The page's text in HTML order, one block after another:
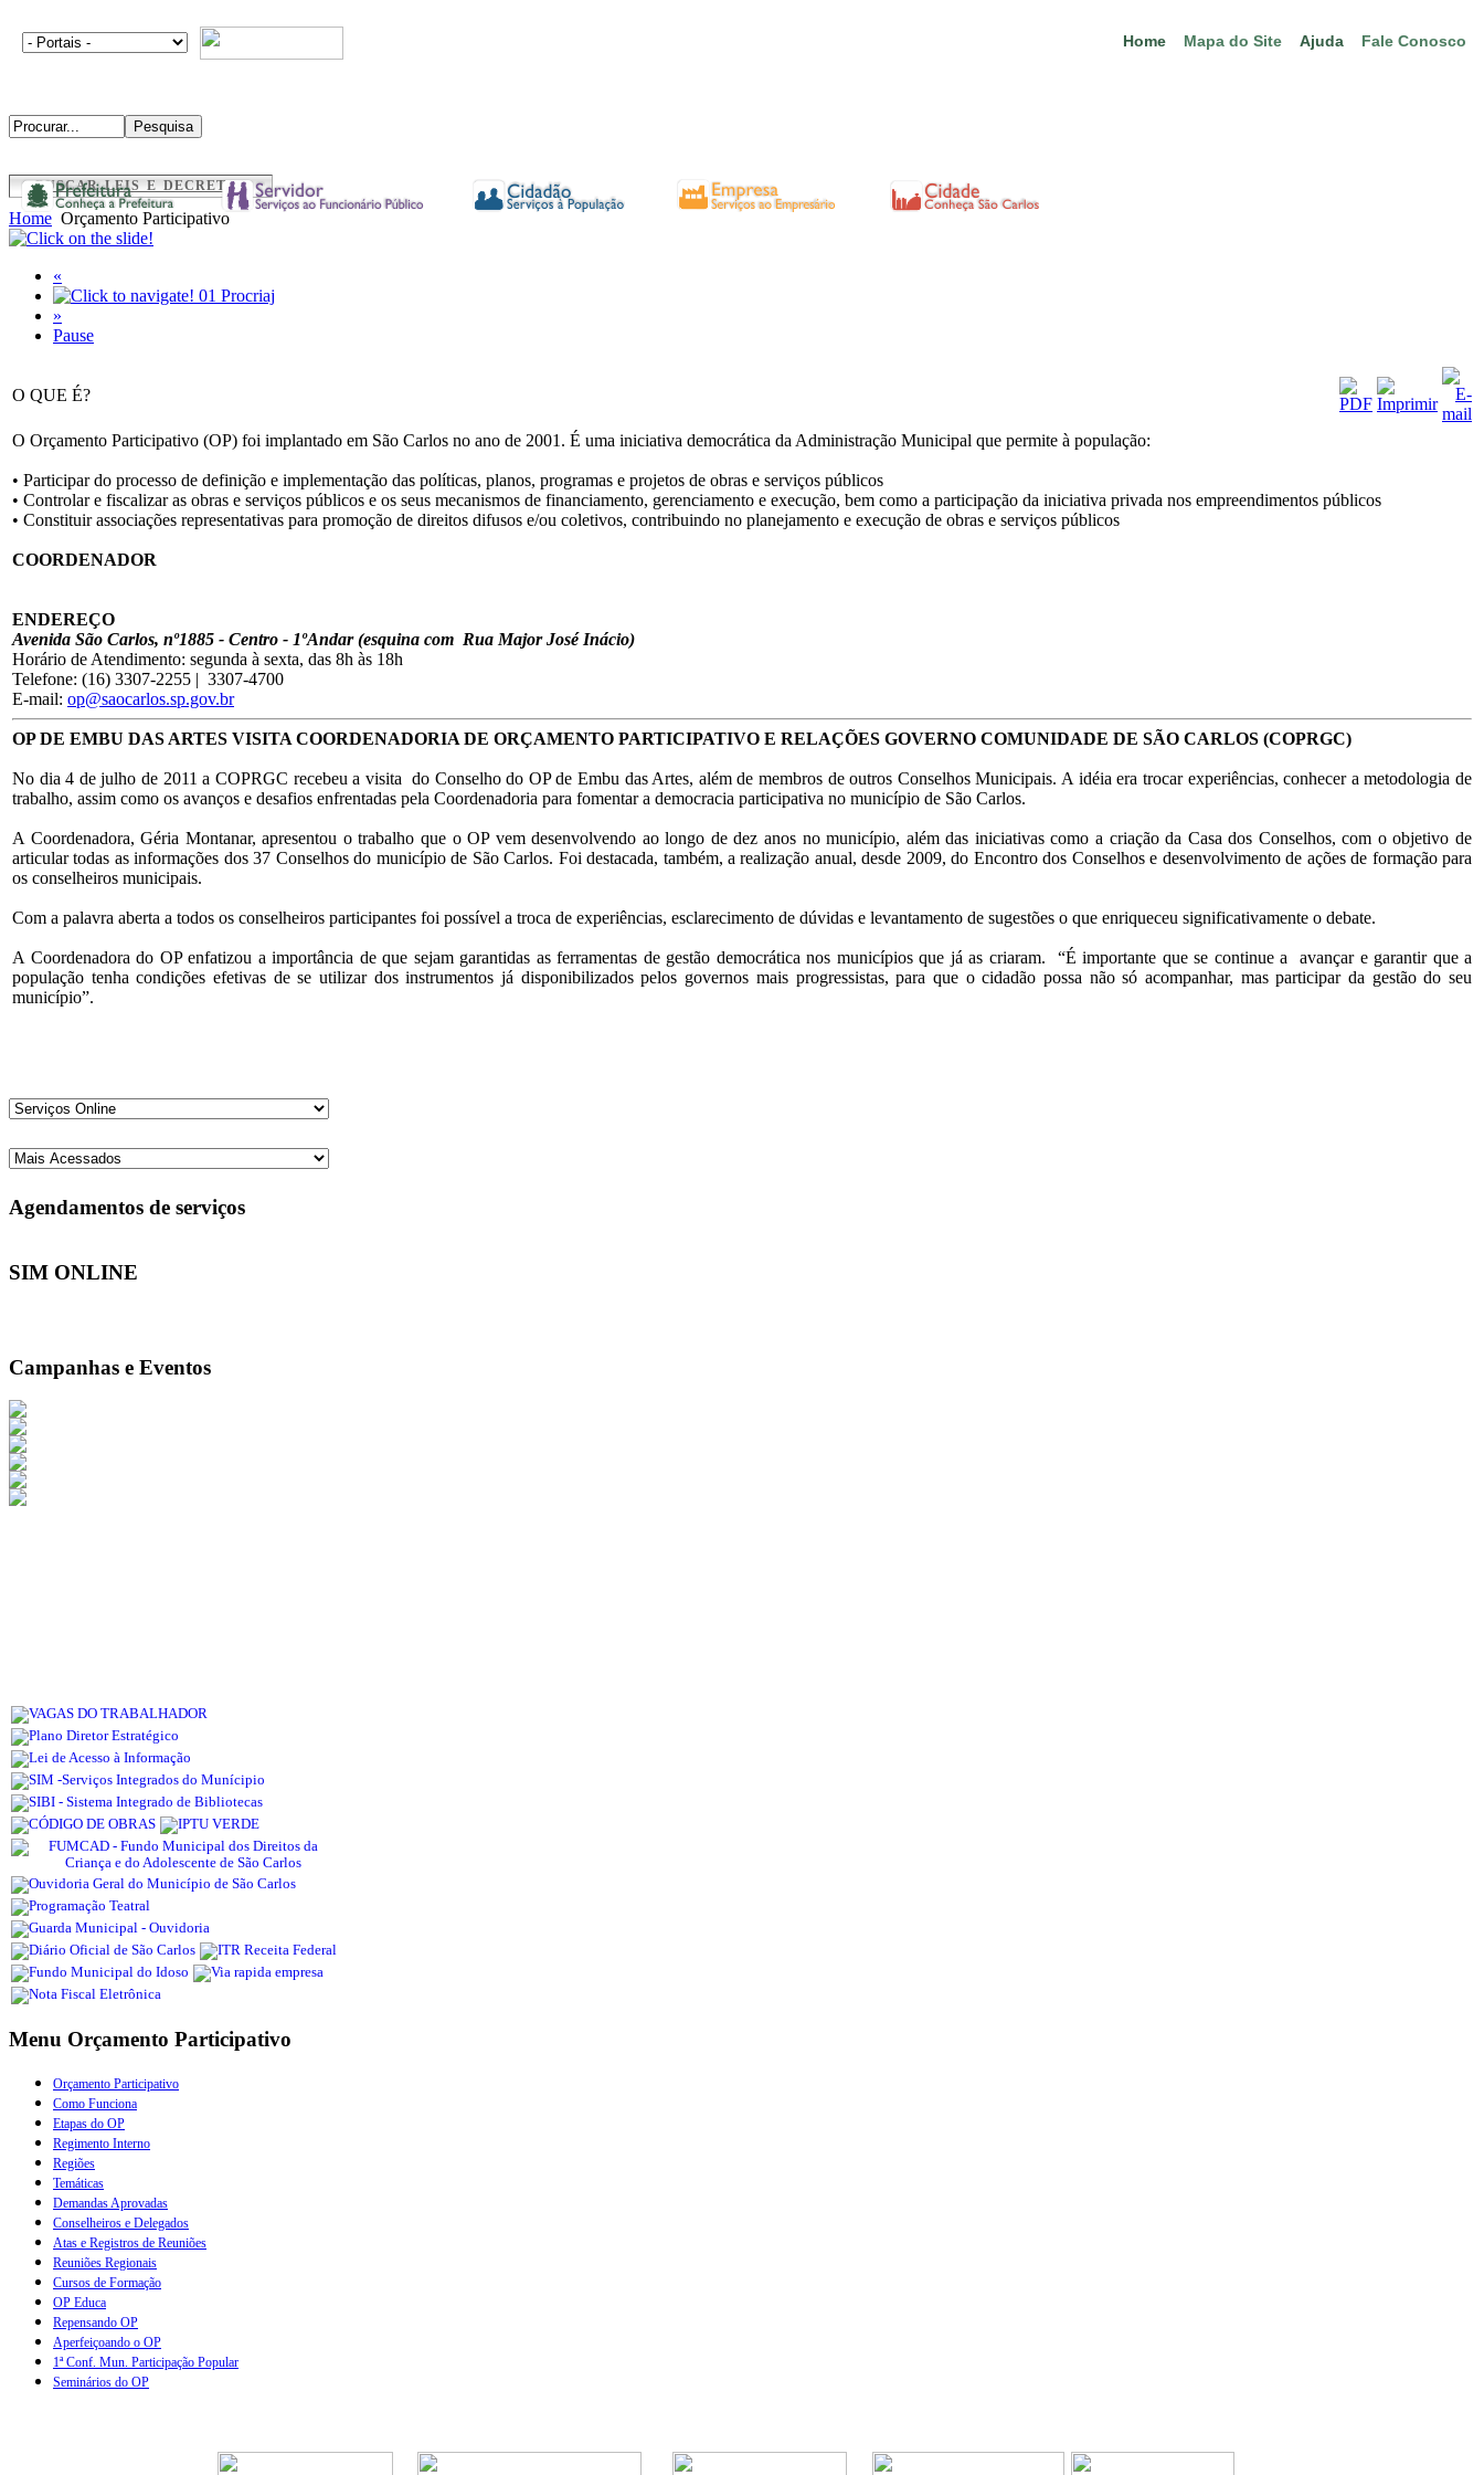
Home Mapa do Site Ajuda Fale Conosco
BUSCAR LEIS E DECRETOS
Home Orçamento Participativo
«
01 Procriaj
»
Pause
O QUE É?
O Orçamento Participativo (OP) foi implantado em São Carlos no ano de 2001. É uma iniciativa democrática da Administração Municipal que permite à população:
• Participar do processo de definição e implementação das políticas, planos, programas e projetos de obras e serviços públicos
• Controlar e fiscalizar as obras e serviços públicos e os seus mecanismos de financiamento, gerenciamento e execução, bem como a participação da iniciativa privada nos empreendimentos públicos
• Constituir associações representativas para promoção de direitos difusos e/ou coletivos, contribuindo no planejamento e execução de obras e serviços públicos
COORDENADOR
ENDEREÇO
Avenida São Carlos, nº1885 - Centro - 1ºAndar (esquina com Rua Major José Inácio)
Horário de Atendimento: segunda à sexta, das 8h às 18h
Telefone: (16) 3307-2255 | 3307-4700
E-mail: op@saocarlos.sp.gov.br
OP DE EMBU DAS ARTES VISITA COORDENADORIA DE ORÇAMENTO PARTICIPATIVO E RELAÇÕES GOVERNO COMUNIDADE DE SÃO CARLOS (COPRGC)
No dia 4 de julho de 2011 a COPRGC recebeu a visita do Conselho do OP de Embu das Artes, além de membros de outros Conselhos Municipais. A idéia era trocar experiências, conhecer a metodologia de
trabalho, assim como os avanços e desafios enfrentadas pela Coordenadoria para fomentar a democracia participativa no município de São Carlos.
A Coordenadora, Géria Montanar, apresentou o trabalho que o OP vem desenvolvendo ao longo de dez anos no município, além das iniciativas como a criação da Casa dos Conselhos, com o objetivo de
articular todas as informações dos 37 Conselhos do município de São Carlos. Foi destacada, também, a realização anual, desde 2009, do Encontro dos Conselhos e desenvolvimento de ações de formação para
os conselheiros municipais.
Com a palavra aberta a todos os conselheiros participantes foi possível a troca de experiências, esclarecimento de dúvidas e levantamento de sugestões o que enriqueceu significativamente o debate.
A Coordenadora do OP enfatizou a importância de que sejam garantidas as ferramentas de gestão democrática nos municípios que já as criaram. “É importante que se continue a avançar e garantir que a
população tenha condições efetivas de se utilizar dos instrumentos já disponibilizados pelos governos mais progressistas, para que o cidadão possa não só acompanhar, mas participar da gestão do seu
município”.
Agendamentos de serviços
SIM ONLINE
Campanhas e Eventos
Menu Orçamento Participativo
Orçamento Participativo
Como Funciona
Etapas do OP
Regimento Interno
Regiões
Temáticas
Demandas Aprovadas
Conselheiros e Delegados
Atas e Registros de Reuniões
Reuniões Regionais
Cursos de Formação
OP Educa
Repensando OP
Aperfeiçoando o OP
1ª Conf. Mun. Participação Popular
Seminários do OP